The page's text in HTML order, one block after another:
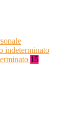
indeterminato
15